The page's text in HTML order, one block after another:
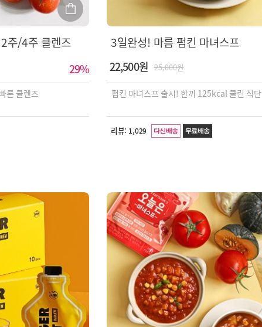
주/4주 클렌즈
29%
른 클렌즈
3일완성! 마름 펌킨 마녀스프
22,500원 25,000원
펌킨 마녀스프 출시! 한끼 125kcal 클린 식단
리뷰: 1,029 다신배송 무료배송